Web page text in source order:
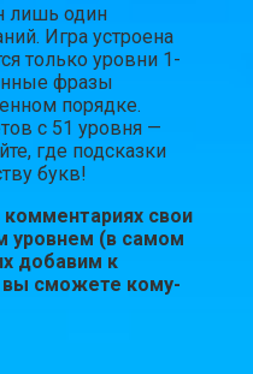
лишь один
Игра устроена
только уровни 1-
фразы
порядке.
с 51 уровня —
где подсказки
букв!
свои
уровнем (в самом
добавим к
вы сможете кому-